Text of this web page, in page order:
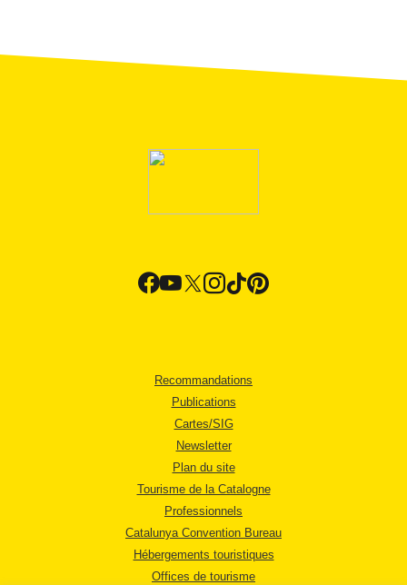
Recommandations
Publications
Cartes/SIG
Newsletter
Plan du site
Tourisme de la Catalogne
Professionnels
Catalunya Convention Bureau
Hébergements touristiques
Offices de tourisme